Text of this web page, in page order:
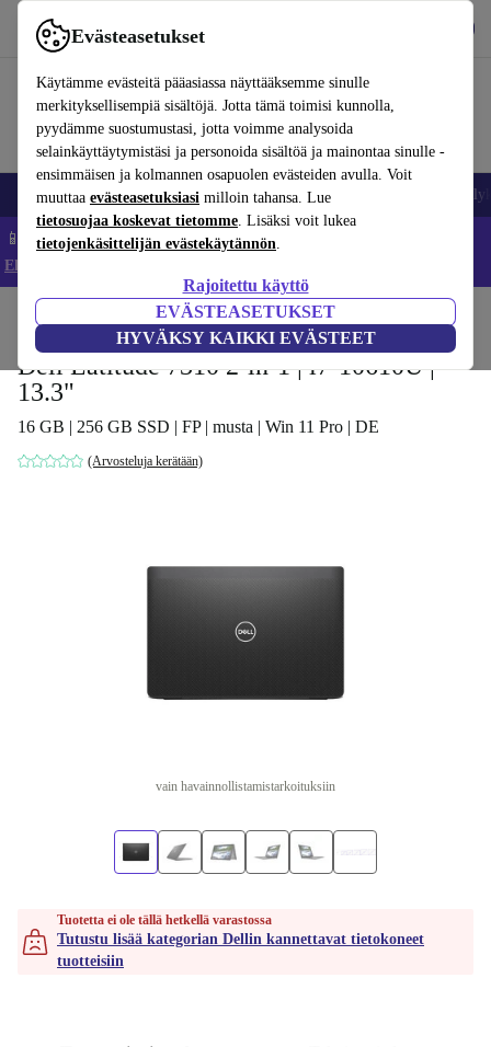
Evästeasetukset
Käytämme evästeitä pääasiassa näyttääksemme sinulle
merkityksellisempiä sisältöjä. Jotta tämä toimisi kunnolla,
pyydämme suostumustasi, jotta voimme analysoida
selainkäyttäytymistäsi ja personoida sisältöä ja mainontaa sinulle -
ensimmäisen ja kolmannen osapuolen evästeiden avulla. Voit
muuttaa evästeasetuksiasi milloin tahansa. Lue
tietosuojaa koskevat tietomme. Lisäksi voit lukea
tietojenkäsittelijän evästekäytännön.
Rajoitettu käyttö
EVÄSTEASETUKSET
HYVÄKSY KAIKKI EVÄSTEET
Käytä refurbed-palvelua nopeasti ja helposti
Matkapuhelimet ja älypuhelimet Kannettavat tietokoneet
📱 Säästä 5 % LISÄÄ iPhoneista – Koodi: IPHONEDEAL –
Ehdot ja säännöt
Kannettavat tietokoneet Dellin kannettavat tietokoneet
Dell Latitude 7310 2-in-1 | i7-10610U |
13.3"
16 GB | 256 GB SSD | FP | musta | Win 11 Pro | DE
(Arvosteluja kerätään)
vain havainnollistamistarkoituksiin
Tuotetta ei ole tällä hetkellä varastossa
Tutustu lisää kategorian Dellin kannettavat tietokoneet
tuotteisiin